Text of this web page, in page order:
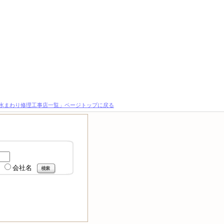
わり修理工事店一覧」ページトップに戻る
会社名